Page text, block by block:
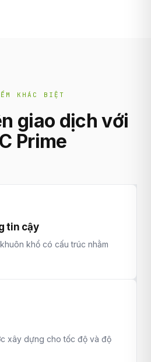
KHÁC BIỆT
giao dịch với
Prime
tin cậy
khổ có cấu trúc nhằm
xây dựng cho tốc độ và độ